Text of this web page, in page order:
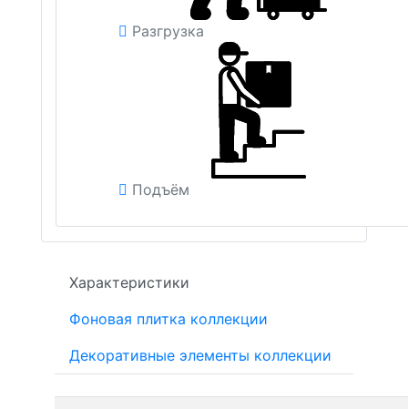
Разгрузка
Подъём
Характеристики
Фоновая плитка коллекции
Декоративные элементы коллекции